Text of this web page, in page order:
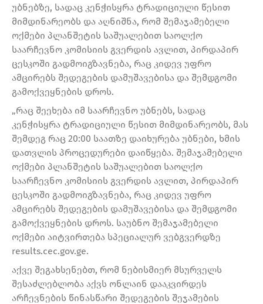
უბნებზე, სადაც კენჭისყრა ტრადიციული წესით
მიმდინარეობს და აღნიშნა, რომ შემაჯამებელი
ოქმები პლანშეტის საშუალებით საოლქო
საარჩევნო კომისიის გვერდის ავლით, პირდაპირ
ცესკოში გადმოიგზავნება, რაც კიდევ უფრო
ამცირებს შედეგების დამუშავებისა და შემდგომი
გამოქვეყნების დროს.
„რაც შეეხება იმ საარჩევნო უბნებს, სადაც
კენჭისყრა ტრადიციული წესით მიმდინარეობს, მას
შემდეგ რაც 20:00 საათზე დაიხურება უბნები, ხმის
დათვლის პროცედურები დაიწყება. შემაჯამებელი
ოქმები პლანშეტის საშუალებით საოლქო
საარჩევნო კომისიის გვერდის ავლით, პირდაპირ
ცესკოში გადმოიგზავნება, რაც კიდევ უფრო
ამცირებს შედეგების დამუშავებისა და შემდგომი
გამოქვეყნების დროს. საუბნო შემაჯამებელი
ოქმები აიტვირთება სპეციალურ ვებგვერდზე
results.cec.gov.ge.
აქვე შეგახსენებთ, რომ ნებისმიერ მსურველს
შესაძლებლობა აქვს ონლაინ დააკვირდეს
არჩევნების წინასწარი შედეგების შეჯამების